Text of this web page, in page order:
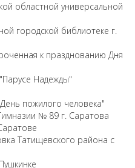
областной универсальной
городской библиотеке г.
к празднованию Дня
Надежды"
пожилого человека"
№ 89 г. Саратова
Татищевского района с